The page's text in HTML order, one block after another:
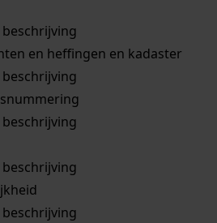
en heffingen en kadaster